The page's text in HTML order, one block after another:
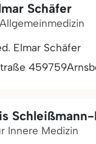
Schäfer
Elmar Schäfer
459759
Innere Medizin